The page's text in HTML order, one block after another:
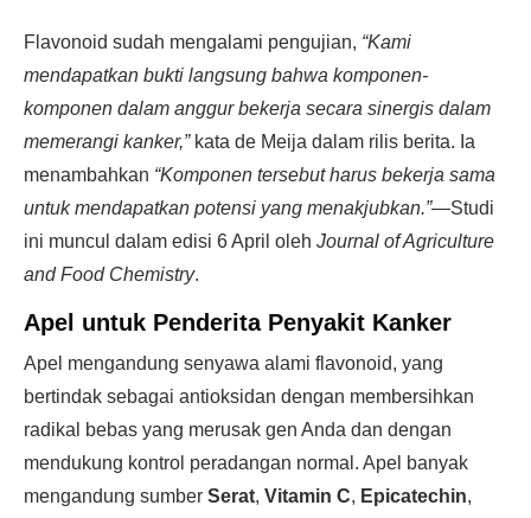
Flavonoid sudah mengalami pengujian, “Kami
mendapatkan bukti langsung bahwa komponen-
komponen dalam anggur bekerja secara sinergis dalam
memerangi kanker,”kata de Meija dalam rilis berita. Ia
menambahkan “Komponen tersebut harus bekerja sama
untuk mendapatkan potensi yang menakjubkan.”—Studi
ini muncul dalam edisi 6 April oleh Journal of Agriculture
and Food Chemistry.
Apel untuk Penderita Penyakit Kanker
Apel mengandung senyawa alami flavonoid, yang
bertindak sebagai antioksidan dengan membersihkan
radikal bebas yang merusak gen Anda dan dengan
mendukung kontrol peradangan normal. Apel banyak
mengandung sumber Serat, Vitamin C, Epicatechin,